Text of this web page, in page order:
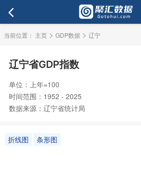
当前位置： 主页 > GDP数据 > 辽宁
辽宁省GDP指数
单位：上年=100
时间范围：1952 - 2025
数据来源：辽宁省统计局
折线图 条形图